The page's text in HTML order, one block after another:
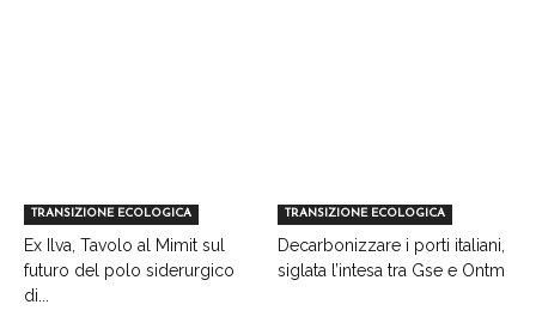
TRANSIZIONE ECOLOGICA
Ex Ilva, Tavolo al Mimit sul
futuro del polo siderurgico
di...
TRANSIZIONE ECOLOGICA
Decarbonizzare i porti italiani,
siglata l’intesa tra Gse e Ontm